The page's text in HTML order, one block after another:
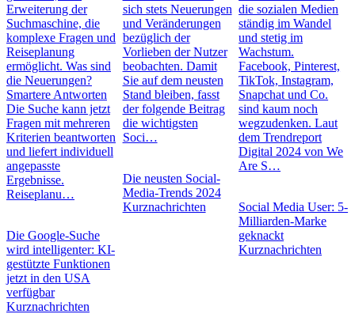
Erweiterung der
Suchmaschine, die
komplexe Fragen und
Reiseplanung
ermöglicht. Was sind
die Neuerungen?
Smartere Antworten
Die Suche kann jetzt
Fragen mit mehreren
Kriterien beantworten
und liefert individuell
angepasste
Ergebnisse.
Reiseplanu…
Die Google-Suche
wird intelligenter: KI-
gestützte Funktionen
jetzt in den USA
verfügbar
Kurznachrichten
sich stets Neuerungen
und Veränderungen
bezüglich der
Vorlieben der Nutzer
beobachten. Damit
Sie auf dem neusten
Stand bleiben, fasst
der folgende Beitrag
die wichtigsten
Soci…
Die neusten Social-
Media-Trends 2024
Kurznachrichten
die sozialen Medien
ständig im Wandel
und stetig im
Wachstum.
Facebook, Pinterest,
TikTok, Instagram,
Snapchat und Co.
sind kaum noch
wegzudenken. Laut
dem Trendreport
Digital 2024 von We
Are S…
Social Media User: 5-
Milliarden-Marke
geknackt
Kurznachrichten